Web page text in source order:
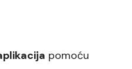
pomoću